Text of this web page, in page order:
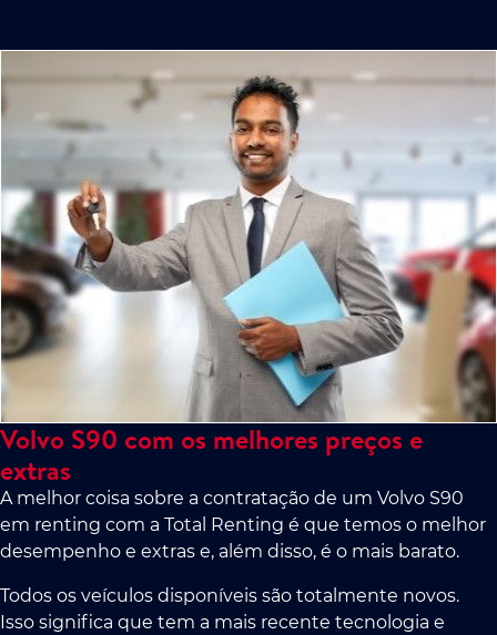
Volvo S90 com os melhores preços e
extras
A melhor coisa sobre a contratação de um Volvo S90
em renting com a Total Renting é que temos o melhor
desempenho e extras e, além disso, é o mais barato.
Todos os veículos disponíveis são totalmente novos.
Isso significa que tem a mais recente tecnologia e